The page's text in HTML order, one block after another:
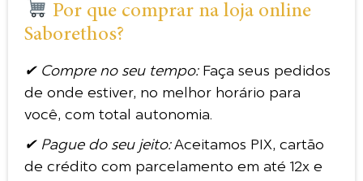
Por que comprar na loja online
Saborethos?
✔ Compre no seu tempo:Faça seus pedidos
de onde estiver, no melhor horário para
você, com total autonomia.
✔ Pague do seu jeito:Aceitamos PIX, cartão
de crédito com parcelamento em até 12x e